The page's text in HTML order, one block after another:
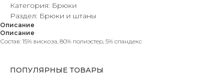
Категория: Брюки
Раздел: Брюки и штаны
Описание
Описание
Состав: 15% вискоза, 80% полиэстер, 5% спандекс
ПОПУЛЯРНЫЕ ТОВАРЫ